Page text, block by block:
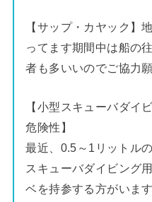
【サップ・カヤック】
ってます期間中は船の
者も多いいのでご協力
【小型スキューバダイ
危険性】
最近、0.5～1リットル
スキューバダイビング
ベを持参する方がいま